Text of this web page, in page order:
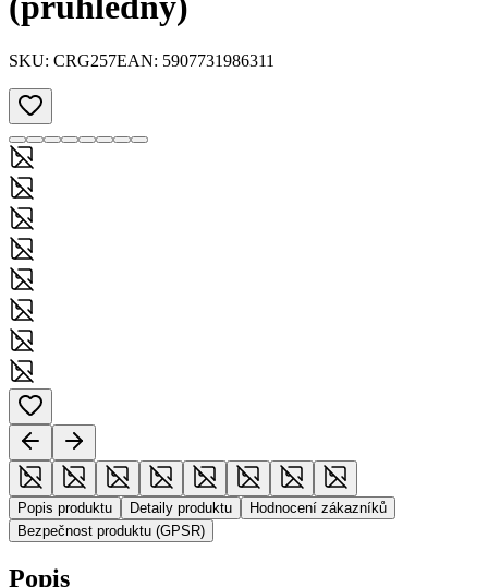
SKU: CRG257EAN: 5907731986311
Popis produktu Detaily produktu
Hodnocení zákazníků
Bezpečnost produktu (GPSR)
Popis